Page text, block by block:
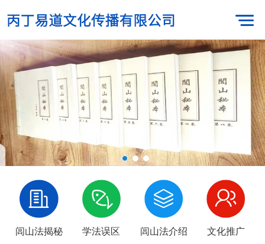
闾山法揭秘 学法误区 闾山法介绍 文化推广